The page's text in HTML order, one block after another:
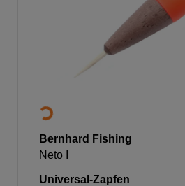
Bernhard Fishing
Neto I
Universal-Zapfen